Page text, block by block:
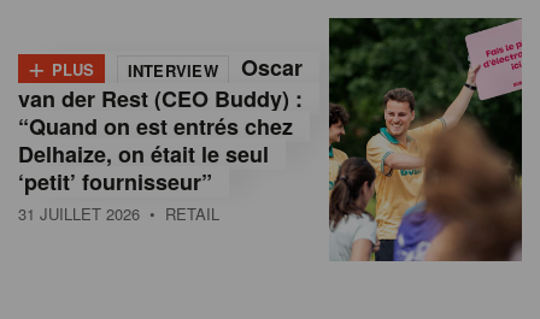
+ PLUS INTERVIEW
Oscar
van der Rest (CEO Buddy) :
“Quand on est entrés chez
Delhaize, on était le seul
‘petit’ fournisseur”
31 JUILLET 2026 • RETAIL